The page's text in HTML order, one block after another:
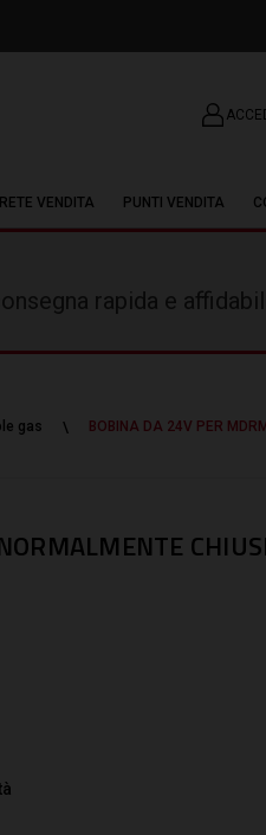
RETE VENDITA PUNTI VENDITA
rapida e
gas
BOBINA DA 24V PER